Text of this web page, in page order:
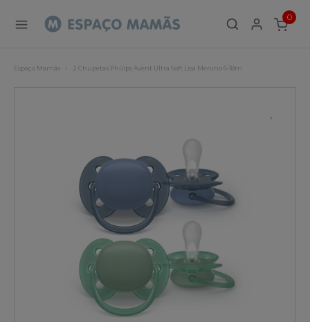
0
ITEMS
Espaço Mamãs 2 Chupetas Philips Avent Ultra Soft Lisa Menino 6-18m